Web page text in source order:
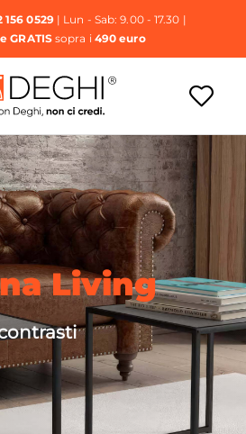
156 0529| Lun - Sab: 9.00 - 17.30 |
GRATISsopra i 490 euro
Living